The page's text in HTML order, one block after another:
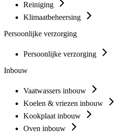
Reiniging
Klimaatbeheersing
Persoonlijke verzorging
Persoonlijke verzorging
Inbouw
Vaatwassers inbouw
Koelen & vriezen inbouw
Kookplaat inbouw
Oven inbouw